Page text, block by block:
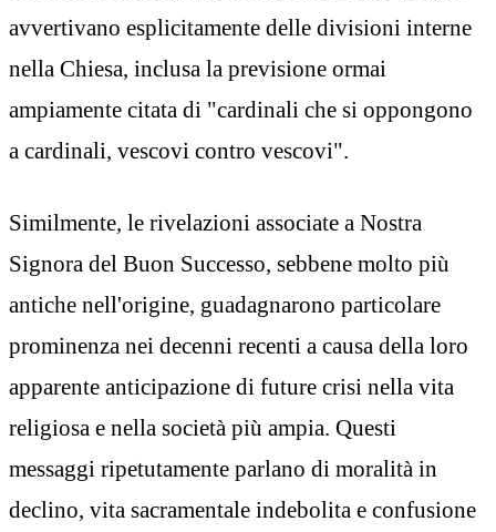
avvertivano esplicitamente delle divisioni interne
nella Chiesa, inclusa la previsione ormai
ampiamente citata di "cardinali che si oppongono
a cardinali, vescovi contro vescovi".
Similmente, le rivelazioni associate a Nostra
Signora del Buon Successo, sebbene molto più
antiche nell'origine, guadagnarono particolare
prominenza nei decenni recenti a causa della loro
apparente anticipazione di future crisi nella vita
religiosa e nella società più ampia. Questi
messaggi ripetutamente parlano di moralità in
declino, vita sacramentale indebolita e confusione